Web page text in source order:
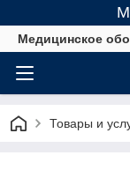
Медицинское
Товары и